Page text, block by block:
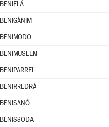
BENIFLÁ
BENIGÀNIM
BENIMODO
BENIMUSLEM
BENIPARRELL
BENIRREDRÀ
BENISANÓ
BENISSODA